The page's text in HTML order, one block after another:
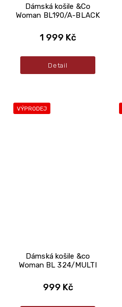
Dámská košile &Co
Woman BL190/A-BLACK
1 999 Kč
Detail
VÝPRODEJ
Dámská košile &co
Woman BL 324/MULTI
999 Kč